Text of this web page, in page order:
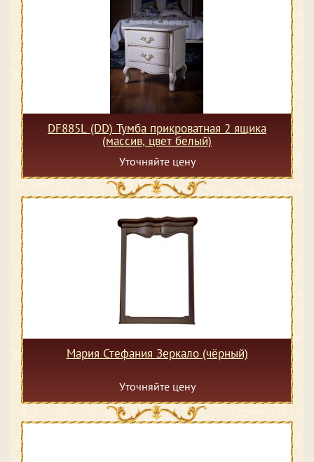
DF885L (DD) Тумба прикроватная 2 ящика
(массив, цвет белый)
Уточняйте цену
Мария Стефания Зеркало (чёрный)
Уточняйте цену